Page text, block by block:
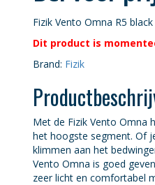
Fizik Vento Omna R5
Dit product is
Brand: Fizik
Met de Fizik Vento Omna
het hoogste segment. Of
klimmen aan het
Vento Omna is goed
zeer licht en comfortabel